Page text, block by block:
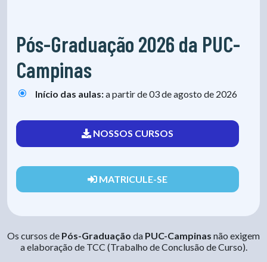
Pós-Graduação 2026 da PUC-
Campinas
Início das aulas:a partir de 03 de agosto de 2026
NOSSOS CURSOS
MATRICULE-SE
Os cursos de Pós-Graduação da PUC-Campinas não exigem
a elaboração de TCC (Trabalho de Conclusão de Curso).